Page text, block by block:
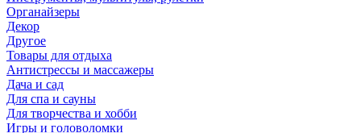
Органайзеры
Декор
Другое
Товары для отдыха
Антистрессы и массажеры
Дача и сад
Для спа и сауны
Для творчества и хобби
Игры и головоломки